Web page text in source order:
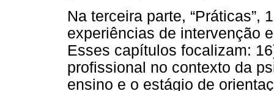
Na terceira parte, “Práticas”,
experiências de intervenção
Esses capítulos focalizam:
profissional no contexto da
ensino e o estágio de